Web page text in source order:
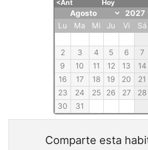
<Ant Hoy
Lu Ma Mi Ju Vi Sá
2
3 4 5 6 7
9
10 11 12 13 14
16
17 18 19 20 21
23
24 25 26 27 28
30
31
Comparte esta